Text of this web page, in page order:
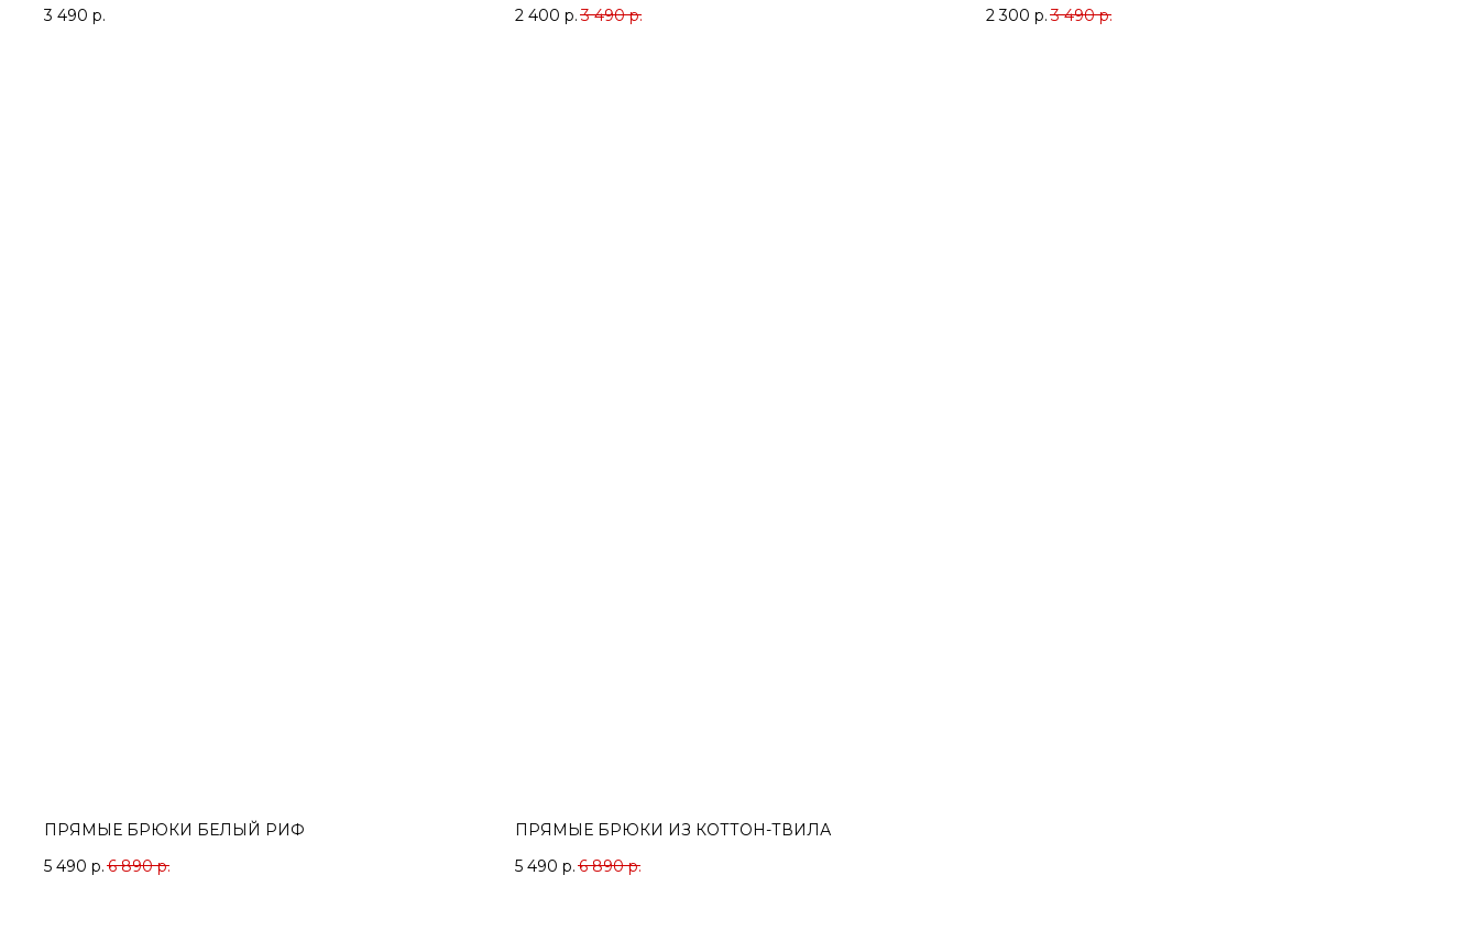
3 490 р.
2 400 р. 3 490 р.
2 300 р. 3 490 р.
ПРЯМЫЕ БРЮКИ БЕЛЫЙ РИФ
5 490 р. 6 890 р.
ПРЯМЫЕ БРЮКИ ИЗ КОТТОН-ТВИЛА
5 490 р. 6 890 р.